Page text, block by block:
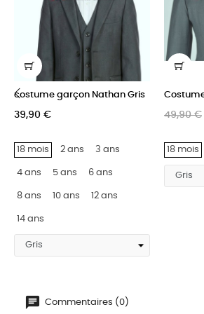
costume garçon Nathan Gris
39,90 €
18 mois 2 ans 3 ans
4 ans 5 ans 6 ans
8 ans 10 ans 12 ans
14 ans
49,90 €
18 mois
‹
Commentaires (0)